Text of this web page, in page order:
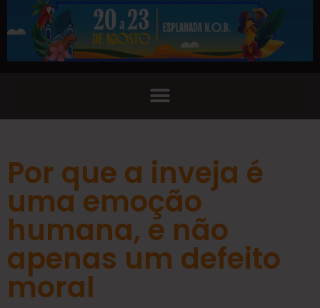
Por que a inveja é
uma emoção
humana, e não
apenas um defeito
moral